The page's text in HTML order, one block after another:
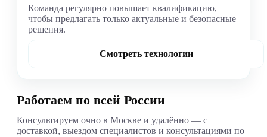
Команда регулярно повышает квалификацию,
чтобы предлагать только актуальные и безопасные
решения.
Смотреть технологии
Работаем по всей России
Консультируем очно в Москве и удалённо — с
доставкой, выездом специалистов и консультациями по